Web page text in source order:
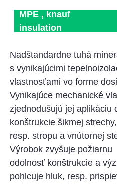
MPE , knauf
insulation
Nadštandardne tuhá
s vynikajúcimi
vlastnosťami vo forme
Vynikajúce mechanické
zjednodušujú jej aplikáciu
konštrukcie šikmej strechy,
resp. stropu a vnútornej
Výrobok zvyšuje požiarnu
odolnosť konštrukcie a
pohlcuje hluk, resp.